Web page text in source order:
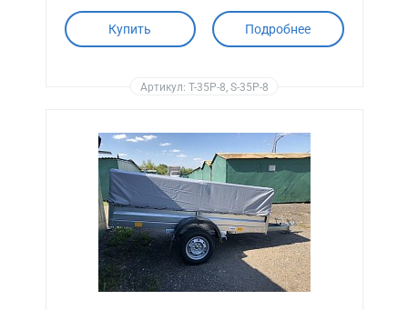
Купить Подробнее
Артикул: T-35P-8, S-35P-8